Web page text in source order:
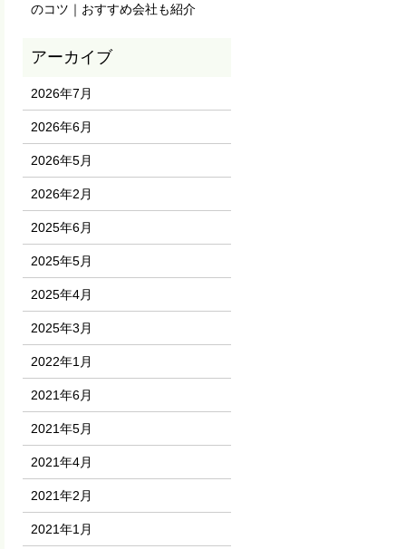
のコツ｜おすすめ会社も紹介
2026年7月
2026年6月
2026年5月
2026年2月
2025年6月
2025年5月
2025年4月
2025年3月
2022年1月
2021年6月
2021年5月
2021年4月
2021年2月
2021年1月